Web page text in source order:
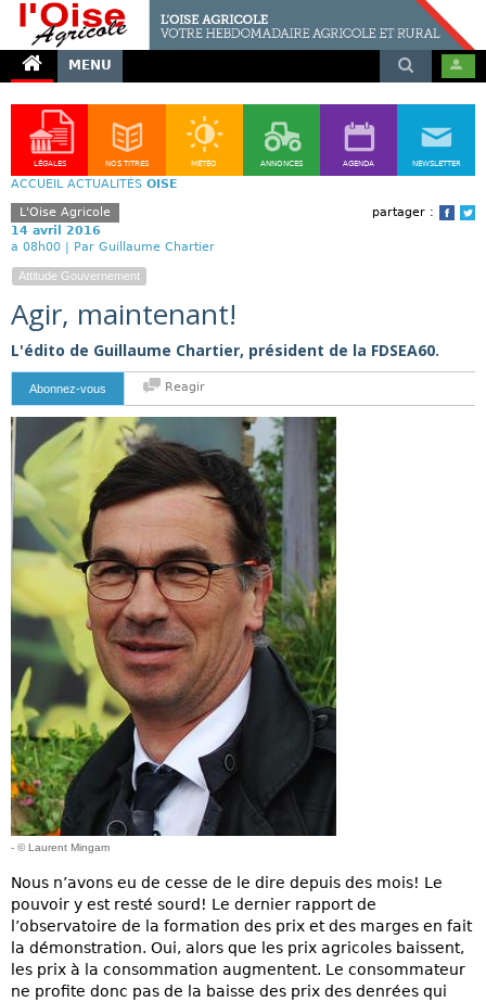
MENU
LÉGALES NOS TITRES MÉTÉO ANNONCES AGENDA NEWSLETTER
ACCUEIL ACTUALITÉS OISE
partager :
L'Oise Agricole
14 avril 2016
a 08h00 | Par Guillaume Chartier
Attitude Gouvernement
Agir, maintenant!
L'édito de Guillaume Chartier, président de la FDSEA60.
Abonnez-vous Reagir
- © Laurent Mingam
Nous n’avons eu de cesse de le dire depuis des mois! Le
pouvoir y est resté sourd! Le dernier rapport de
l’observatoire de la formation des prix et des marges en fait
la démonstration. Oui, alors que les prix agricoles baissent,
les prix à la consommation augmentent. Le consommateur
ne profite donc pas de la baisse des prix des denrées qui